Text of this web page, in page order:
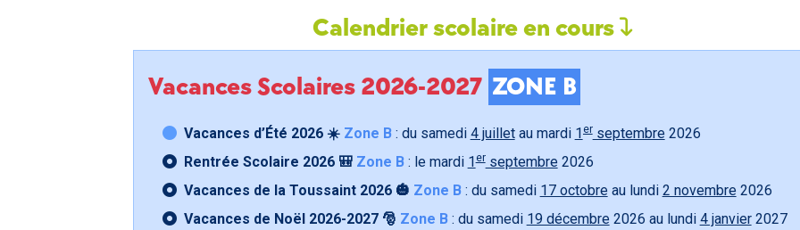
Calendrier scolaire en cours
Vacances Scolaires 2026-2027 ZONE B
Vacances d’Été 2026 ☀️ Zone B: du samedi 4 juilletau mardi 1 erseptembre 2026
Rentrée Scolaire 2026 🎒 Zone B: le mardi 1erseptembre 2026
Vacances de la Toussaint 2026 🎃 Zone B: du samedi 17 octobre au lundi 2 novembre 2026
Vacances de Noël 2026-2027 🎅 Zone B: du samedi 19 décembre 2026 au lundi 4 janvier2027